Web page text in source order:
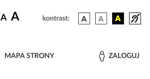
A A kontrast:
MAPA STRONY ZALOGUJ